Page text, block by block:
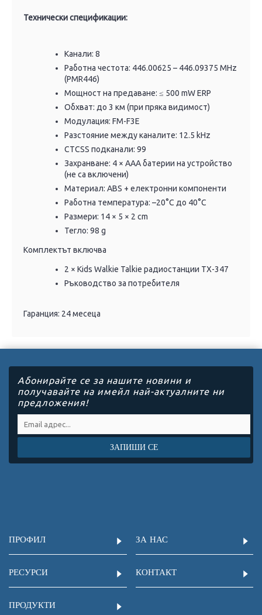
Технически спецификации:
Канали: 8
Работна честота: 446.00625 – 446.09375 MHz
(PMR446)
Мощност на предаване: ≤ 500 mW ERP
Обхват: до 3 км (при пряка видимост)
Модулация: FM-F3E
Разстояние между каналите: 12.5 kHz
CTCSS подканали: 99
Захранване: 4 × AAA батерии на устройство
(не са включени)
Материал: ABS + електронни компоненти
Работна температура: –20°C до 40°C
Размери: 14 × 5 × 2 cm
Тегло: 98 g
Комплектът включва
2 × Kids Walkie Talkie радиостанции TX-347
Ръководство за потребителя
Гаранция: 24 месеца
Абонирайте се за нашите новини и
получавайте на имейл най-актуалните ни
предложения!
ЗАПИШИ СЕ
ПРОФИЛ ЗА НАС
РЕСУРСИ КОНТАКТ
ПРОДУКТИ